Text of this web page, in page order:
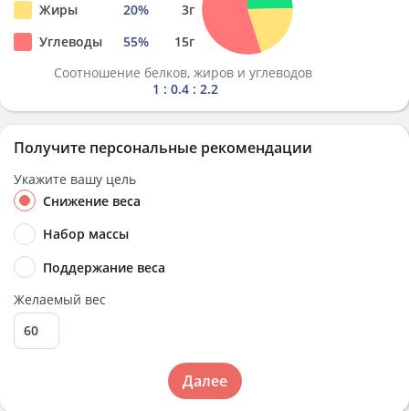
Жиры
20% 3г
Углеводы
55% 15г
Соотношение белков, жиров и углеводов
1 : 0.4 : 2.2
Получите персональные рекомендации
Укажите вашу цель
Снижение веса
Набор массы
Поддержание веса
Желаемый вес
Далее